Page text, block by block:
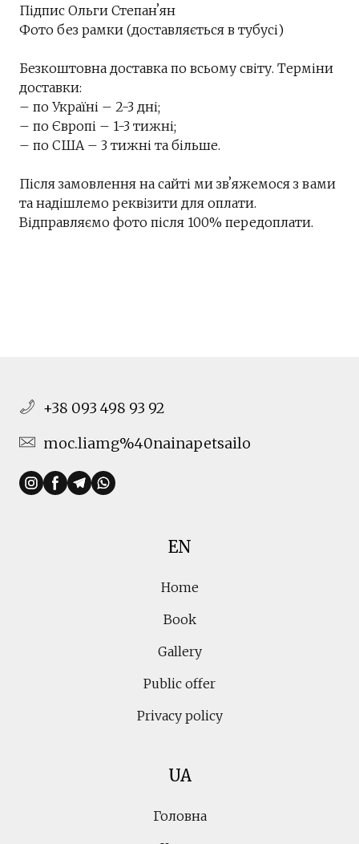
Підпис Ольги Степанʼян
Фото без рамки (доставляється в тубусі)
Безкоштовна доставка по всьому світу. Терміни
доставки:
– по Україні – 2-3 дні;
– по Європі – 1-3 тижні;
– по США – 3 тижні та більше.
Після замовлення на сайті ми звʼяжемося з вами
та надішлемо реквізити для оплати.
Відправляємо фото після 100% передоплати.
+38 093 498 93 92
moc.liamg%40nainapetsailo
EN
Home
Book
Gallery
Public offer
Privacy policy
UA
Головна